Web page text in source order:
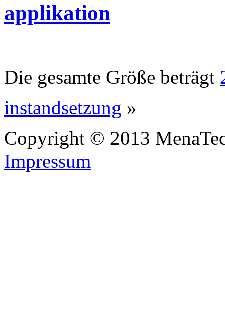
applikation
Die gesamte Größe beträgt
instandsetzung »
Copyright © 2013
Impressum